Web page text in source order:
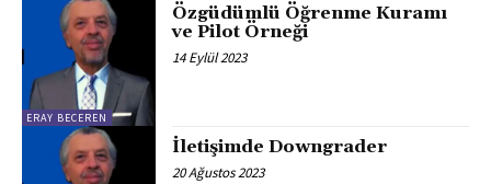
ERAY BECEREN
Özgüdümlü Öğrenme Kuramı
ve Pilot Örneği
14 Eylül 2023
İletişimde Downgrader
20 Ağustos 2023